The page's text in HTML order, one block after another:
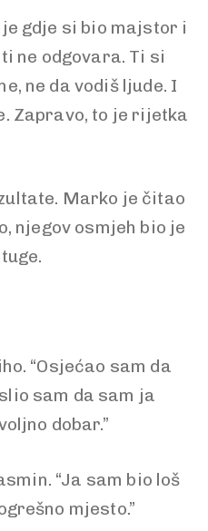
gdje si bio majstor i
ne odgovara. Ti si
ne da vodiš ljude. I
Zapravo, to je rijetka
Marko je čitao
njegov osmjeh bio je
“Osjećao sam da
sam da sam ja
dobar.”
“Ja sam bio loš
mjesto.”